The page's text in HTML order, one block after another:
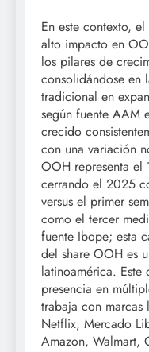
En este contexto,
alto impacto en
los pilares de
consolidándose
tradicional en
según fuente AAM
crecido
con una variación
OOH representa el
cerrando el 2025
versus el primer
como el tercer
fuente Ibope; esta
del share OOH es
latinoamérica.
presencia en
trabaja con
Netflix, Mercado
Amazon, Walmart,